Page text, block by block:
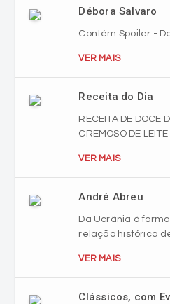
Débora Salvaro
Contém Spoiler -
VER MAIS
Receita do Dia
RECEITA DE DOCE
CREMOSO DE
VER MAIS
André Abreu
Da Ucrânia à
relação histórica
VER MAIS
Clássicos, com